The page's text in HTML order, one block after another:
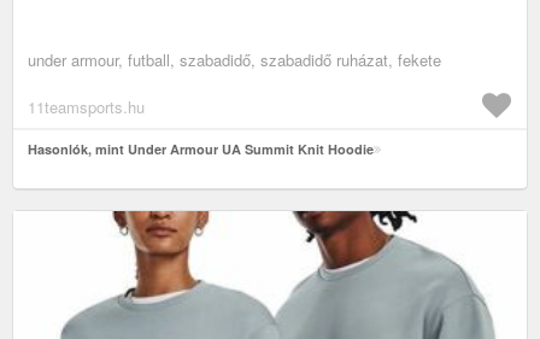
under armour, futball, szabadidő, szabadidő ruházat, fekete
11teamsports.hu
Hasonlók, mint Under Armour UA Summit Knit Hoodie